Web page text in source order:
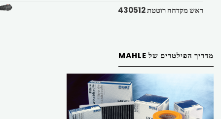
ראש מקדחה רוטטת 430512
מדריך הפילטרים של MAHLE